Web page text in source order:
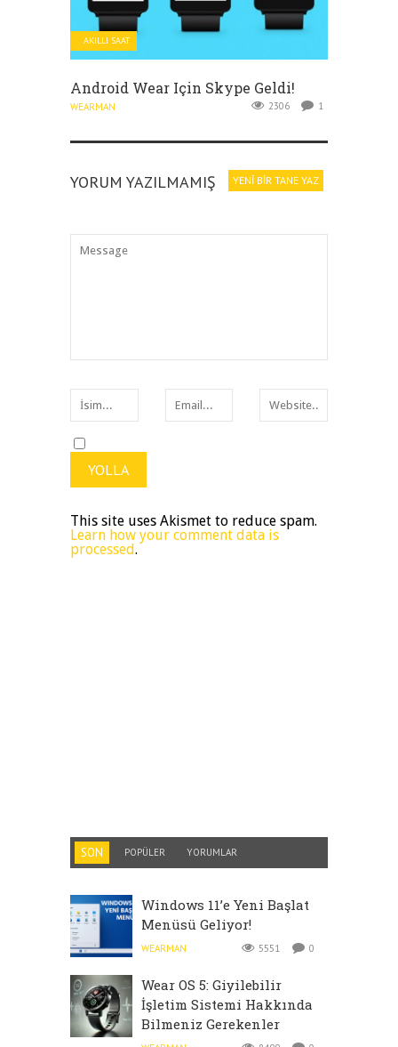
AKILLI SAAT
Android Wear Için Skype Geldi!
WEARMAN 2306 1
YORUM YAZILMAMIŞ YENI BIR TANE YAZ
This site uses Akismet to reduce spam.
Learn how your comment data is
processed.
SON POPÜLER YORUMLAR
Windows 11’e Yeni Başlat
Menüsü Geliyor!
WEARMAN 5551 0
Wear OS 5: Giyilebilir
İşletim Sistemi Hakkında
Bilmeniz Gerekenler